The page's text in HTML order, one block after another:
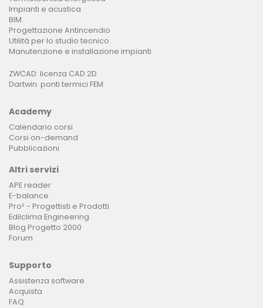
Impianti e acustica
BIM
Progettazione Antincendio
Utilità per lo studio tecnico
Manutenzione e installazione impianti
ZWCAD: licenza CAD 2D
Dartwin: ponti termici FEM
Academy
Calendario corsi
Corsi on-demand
Pubblicazioni
Altri servizi
APE reader
E-balance
Pro² - Progettisti e Prodotti
Edilclima Engineering
Blog Progetto 2000
Forum
Supporto
Assistenza software
Acquista
FAQ